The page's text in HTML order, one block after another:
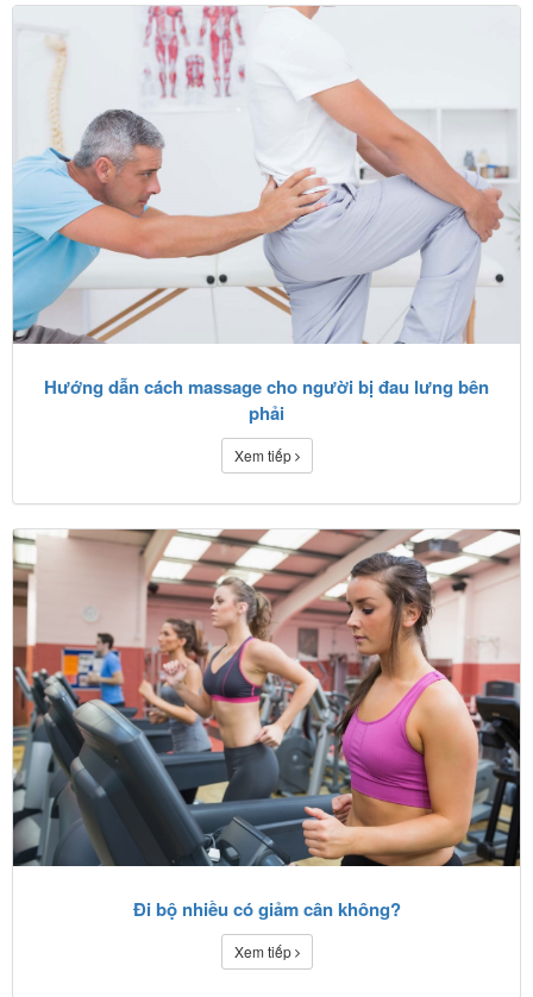
Hướng dẫn cách massage cho người bị đau lưng bên
phải
Xem tiếp
Đi bộ nhiều có giảm cân không?
Xem tiếp